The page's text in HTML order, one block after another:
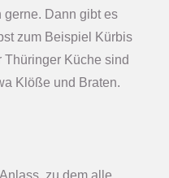
gerne. Dann gibt es
zum Beispiel Kürbis
Küche sind
Klöße und Braten.